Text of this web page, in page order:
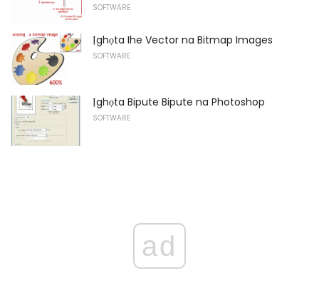
SOFTWARE
Ịghọta Ihe Vector na Bitmap Images
SOFTWARE
Ịghọta Bipute Bipute na Photoshop
SOFTWARE
ad